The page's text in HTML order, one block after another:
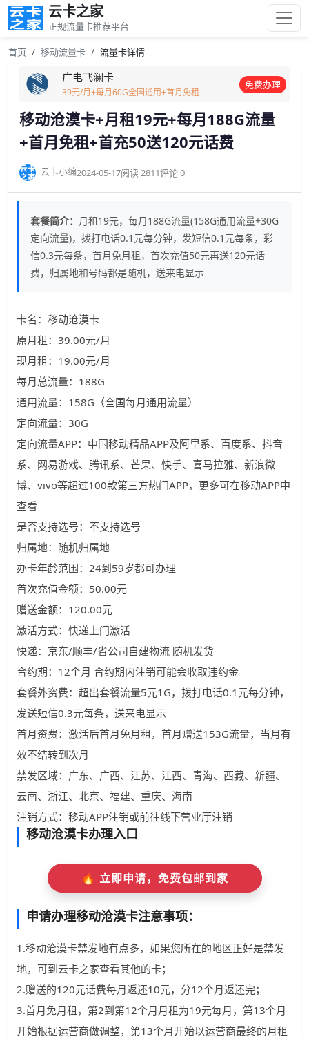
云卡之家
正规流量卡推荐平台
首页 移动流量卡 流量卡详情
广电飞澜卡
39元/月+每月60G全国通用+首月免租
免费办理
移动沧漠卡+月租19元+每月188G流量
+首月免租+首充50送120元话费
云卡小编2024-05-17阅读 2811评论 0
套餐简介： 月租19元，每月188G流量(158G通用流量+30G
定向流量)，拨打电话0.1元每分钟，发短信0.1元每条，彩
信0.3元每条，首月免月租，首次充值50元再送120元话
费，归属地和号码都是随机，送来电显示
卡名：移动沧漠卡
原月租：39.00元/月
现月租：19.00元/月
每月总流量：188G
通用流量：158G（全国每月通用流量）
定向流量：30G
定向流量APP：中国移动精品APP及阿里系、百度系、抖音
系、网易游戏、腾讯系、芒果、快手、喜马拉雅、新浪微
博、vivo等超过100款第三方热门APP，更多可在移动APP中
查看
是否支持选号：不支持选号
归属地：随机归属地
办卡年龄范围：24到59岁都可办理
首次充值金额：50.00元
赠送金额：120.00元
激活方式：快递上门激活
快递：京东/顺丰/省公司自建物流 随机发货
合约期：12个月 合约期内注销可能会收取违约金
套餐外资费：超出套餐流量5元1G，拨打电话0.1元每分钟，
发送短信0.3元每条，送来电显示
首月资费：激活后首月免月租，首月赠送153G流量，当月有
效不结转到次月
禁发区域：广东、广西、江苏、江西、青海、西藏、新疆、
云南、浙江、北京、福建、重庆、海南
注销方式：移动APP注销或前往线下营业厅注销
移动沧漠卡办理入口
🔥 立即申请，免费包邮到家
申请办理移动沧漠卡注意事项：
1.移动沧漠卡禁发地有点多，如果您所在的地区正好是禁发
地，可到云卡之家查看其他的卡；
2.赠送的120元话费每月返还10元，分12个月返还完；
3.首月免月租，第2到第12个月月租为19元每月，第13个月
开始根据运营商做调整，第13个月开始以运营商最终的月租